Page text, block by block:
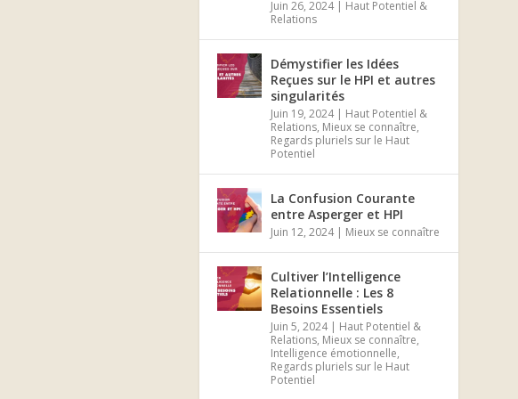
Juin 26, 2024| Haut Potentiel &
Relations
Démystifier les Idées
Reçues sur le HPI et autres
singularités
Juin 19, 2024| Haut Potentiel &
Relations, Mieux se connaître,
Regards pluriels sur le Haut
Potentiel
La Confusion Courante
entre Asperger et HPI
Juin 12, 2024| Mieux se connaître
Cultiver l’Intelligence
Relationnelle : Les 8
Besoins Essentiels
Juin 5, 2024| Haut Potentiel &
Relations, Mieux se connaître,
Intelligence émotionnelle,
Regards pluriels sur le Haut
Potentiel